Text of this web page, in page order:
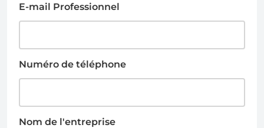
E-mail Professionnel
Numéro de téléphone
Nom de l'entreprise